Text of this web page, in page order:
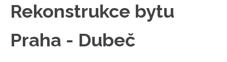
Rekonstrukce bytu
Praha - Dubeč